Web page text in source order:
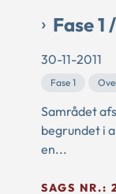
Fase
30-11-2011
Fase 1
Samrådet
begrundet i
en...
SAGS NR.: